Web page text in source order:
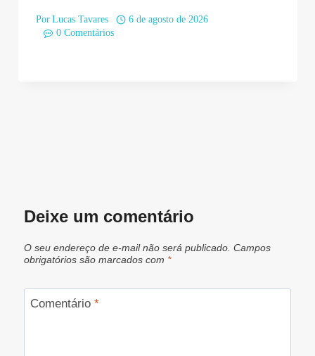
Por Lucas Tavares
6 de agosto de 2026
0 Comentários
Deixe um comentário
O seu endereço de e-mail não será publicado. Campos
obrigatórios são marcados com *
Comentário *